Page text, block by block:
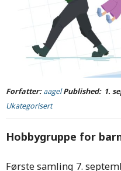
Forfatter:aagelPublished: 1.
Ukategorisert
Hobbygruppe for
Første samling 7.